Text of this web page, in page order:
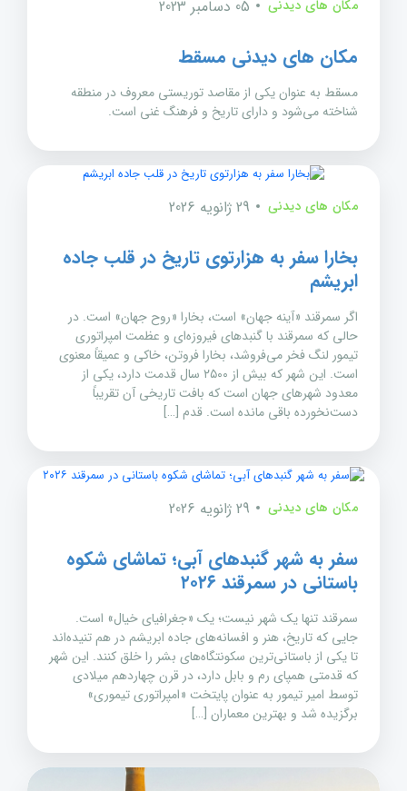
مکان های دیدنی 05 دسامبر 2023
مکان های دیدنی مسقط
مسقط به عنوان یکی از مقاصد توریستی معروف در منطقه
شناخته می‌شود و دارای تاریخ و فرهنگ غنی است.
مکان های دیدنی 29 ژانویه 2026
بخارا سفر به هزارتوی تاریخ در قلب جاده
ابریشم
اگر سمرقند «آینه جهان» است، بخارا «روح جهان» است. در
حالی که سمرقند با گنبدهای فیروزه‌ای و عظمت امپراتوری
تیمور لنگ فخر می‌فروشد، بخارا فروتن، خاکی و عمیقاً معنوی
است. این شهر که بیش از ۲۵۰۰ سال قدمت دارد، یکی از
معدود شهرهای جهان است که بافت تاریخی آن تقریباً
دست‌نخورده باقی مانده است. قدم […]
مکان های دیدنی 29 ژانویه 2026
سفر به شهر گنبدهای آبی؛ تماشای شکوه
باستانی در سمرقند ۲۰۲۶
سمرقند تنها یک شهر نیست؛ یک «جغرافیای خیال» است.
جایی که تاریخ، هنر و افسانه‌های جاده ابریشم در هم تنیده‌اند
تا یکی از باستانی‌ترین سکونتگاه‌های بشر را خلق کنند. این شهر
که قدمتی همپای رم و بابل دارد، در قرن چهاردهم میلادی
توسط امیر تیمور به عنوان پایتخت «امپراتوری تیموری»
برگزیده شد و بهترین معماران […]